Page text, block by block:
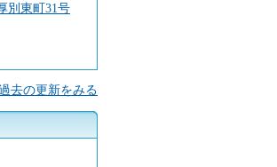
別東町31号
去の更新をみる